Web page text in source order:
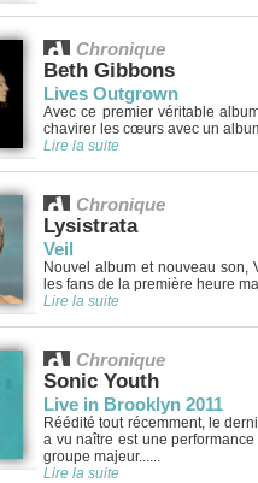
Chronique
Beth Gibbons
Lives Outgrown
Avec ce premier véritable
chavirer les cœurs avec un
Lire la suite
Chronique
Lysistrata
Veil
Nouvel album et nouveau son,
les fans de la première heure
Lire la suite
Chronique
Sonic Youth
Live in Brooklyn 2011
Réédité tout récemment, le
a vu naître est une
groupe majeur......
Lire la suite